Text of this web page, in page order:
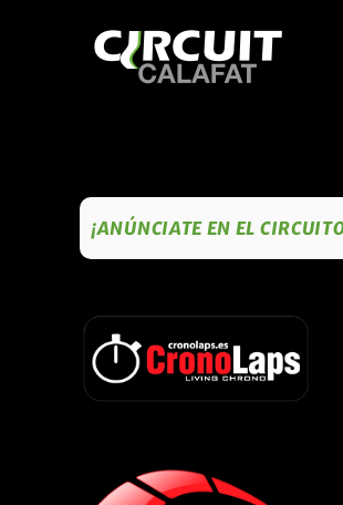
¡ANÚNCIATE EN EL